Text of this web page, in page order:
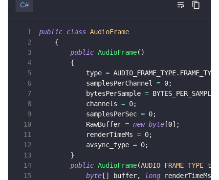
一整套低延时、高并发、可扩展、高可靠的实时消息及状态同步
即时通讯 IM
一整套高可靠、低时延、高并发、安全、全球化的即时聊天云服
对接国内外多家 CDN 供应商，提供一个整体播放体验最佳的
为智能硬件提供优质的媒体流传输，实现人与人、人与物、物与
物的实时互动连接
实时互动扩展能力
Electron
Unity
Flutter
React Native
Unreal (C++)
Unreal (Blueprint)
React
v4.2.3
v4.2.2
C#
public class AudioFrame
{
public AudioFrame( )
{
            type
= AUDIO_FRAME_TYPE.
            samplesPerChannel
= 0;
            bytesPerSample
= BYTES_PER_SAMPLE
            channels
= 0;
            samplesPerSec
= 0;
            RawBuffer
= new byte [0] ;
            renderTimeMs
= 0;
            avsync_type
= 0;
}
public AudioFrame(AUDIO_FRAME_TYPE
byte [ ] buffer, long renderTimeMs